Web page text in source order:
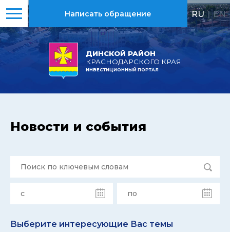
ДИНСКОЙ РАЙОН
КРАСНОДАРСКОГО КРАЯ
ИНВЕСТИЦИОННЫЙ ПОРТАЛ
Написать обращение RU | EN
Новости и события
Выберите интересующие Вас темы